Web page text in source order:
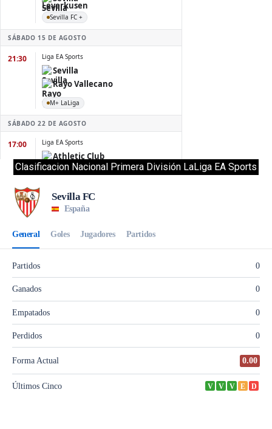
Clasificacion Nacional Primera División LaLiga EA Sports